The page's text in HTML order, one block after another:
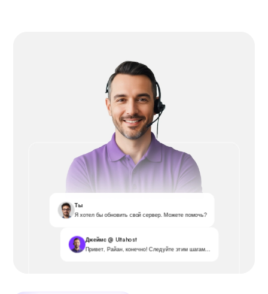
Ты
Я хотел бы обновить свой сервер. Можете помочь?
Джеймс @ Ultahost
Привет, Райан, конечно! Следуйте этим шагам...